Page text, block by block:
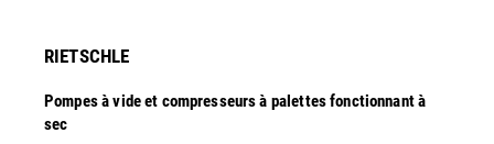
RIETSCHLE
Pompes à vide et compresseurs à palettes fonctionnant à
sec